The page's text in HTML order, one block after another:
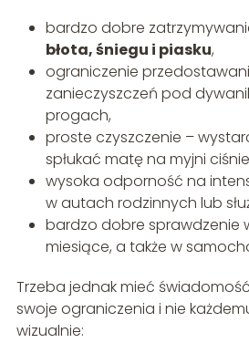
bardzo dobre
błota, śniegu i piasku,
ograniczenie
zanieczyszczeń pod
progach,
proste czyszczenie –
spłukać matę na myjni
wysoka odporność na
w autach rodzinnych lub
bardzo dobre sprawdzenie
miesiące, a także w
Trzeba jednak mieć
swoje ograniczenia i nie
wizualnie: